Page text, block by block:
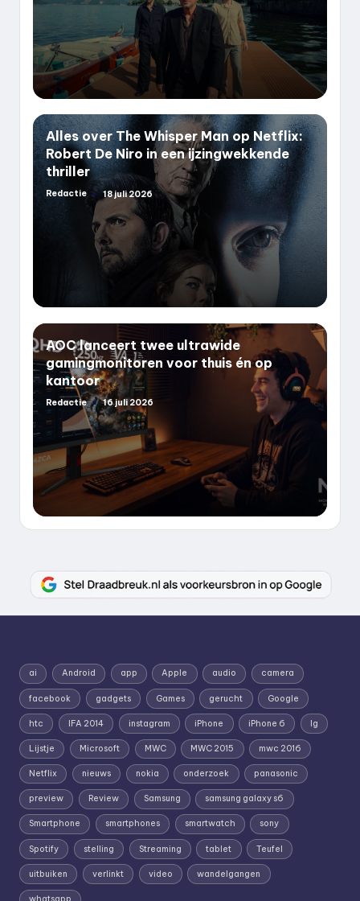
Alles over The Whisper Man op Netflix:
Robert De Niro in een ijzingwekkende
thriller
Geplaatst
door
Redactie 18 juli 2026
AOC lanceert twee ultrawide
gamingmonitoren voor thuis én op
kantoor
Geplaatst
Redactie 16 juli 2026
ai Android app Apple audio camera
facebook gadgets Games gerucht Google
htc IFA 2014 instagram iPhone iPhone 6 lg
Lijstje Microsoft MWC MWC 2015 mwc 2016
Netflix nieuws nokia onderzoek panasonic
preview Review Samsung samsung galaxy s6
Smartphone smartphones smartwatch sony
Spotify stelling Streaming tablet Teufel
uitbuiken verlinkt video wandelgangen